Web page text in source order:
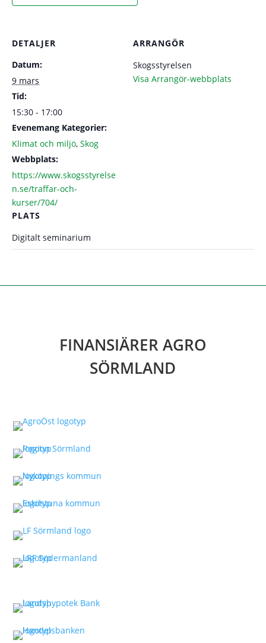
DETALJER
Datum:
9 mars
Tid:
15:30 - 17:00
Evenemang Kategorier:
Klimat och miljö, Skog
Webbplats:
https://www.skogsstyrelse
n.se/traffar-och-
kurser/704/
PLATS
Digitalt seminarium
ARRANGÖR
Skogsstyrelsen
Visa Arrangör-webbplats
FINANSIÄRER AGRO
SÖRMLAND